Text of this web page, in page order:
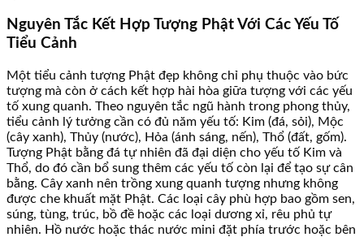
Nguyên Tắc Kết Hợp Tượng Phật Với Các Yếu Tố
Tiểu Cảnh
Một tiểu cảnh tượng Phật đẹp không chỉ phụ thuộc vào bức
tượng mà còn ở cách kết hợp hài hòa giữa tượng với các yếu
tố xung quanh. Theo nguyên tắc ngũ hành trong phong thủy,
tiểu cảnh lý tưởng cần có đủ năm yếu tố: Kim (đá, sỏi), Mộc
(cây xanh), Thủy (nước), Hỏa (ánh sáng, nến), Thổ (đất, gốm).
Tượng Phật bằng đá tự nhiên đã đại diện cho yếu tố Kim và
Thổ, do đó cần bổ sung thêm các yếu tố còn lại để tạo sự cân
bằng. Cây xanh nên trồng xung quanh tượng nhưng không
được che khuất mặt Phật. Các loại cây phù hợp bao gồm sen,
súng, tùng, trúc, bồ đề hoặc các loại dương xỉ, rêu phủ tự
nhiên. Hồ nước hoặc thác nước mini đặt phía trước hoặc bên